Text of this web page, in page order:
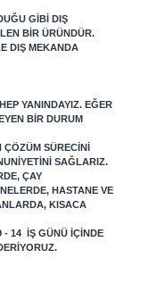
GIBI DIŞ
BIR ÜRÜNDÜR.
DIŞ MEKANDA
YANINDAYIZ. EĞER
BIR DURUM
ÇÖZÜM SÜRECINI
SAĞLARIZ.
ÇAY
HASTANE VE
KISACA
- 14 IŞ GÜNÜ IÇINDE